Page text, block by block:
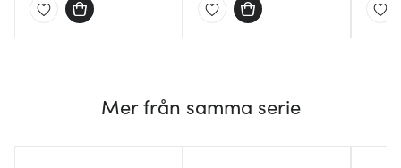
Mer från samma serie